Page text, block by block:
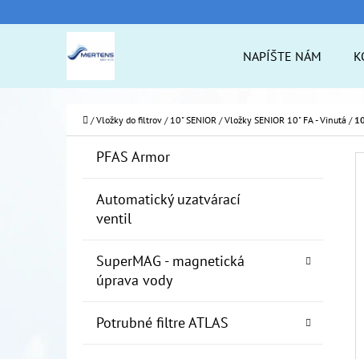
NAPÍŠTE NÁM
Domov
/ Vložky do filtrov / 10" SENIOR / Vložky SENIOR 10" FA - Vinutá /
Preskočiť
PFAS Armor
Automatický uzatvárací
ventil
SuperMAG - magnetická
úprava vody
Potrubné filtre ATLAS
Í
do
obchodu
do
obchodu